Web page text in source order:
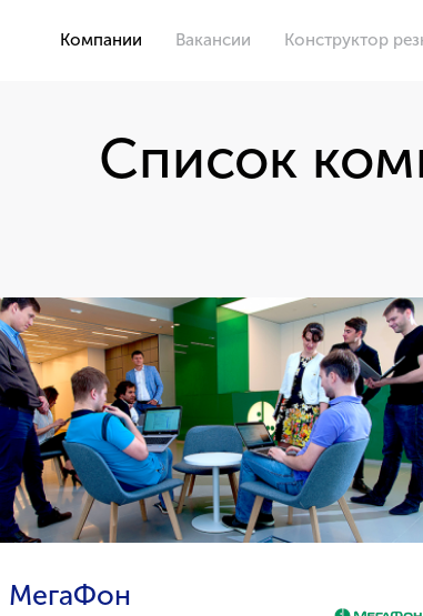
Компании Вакансии Конструктор
Список
МегаФон